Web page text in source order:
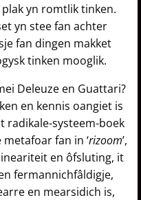
yn romtlik tinken.
yn stee fan achter
fan dingen makket
tinken mooglik.
Deleuze en Guattari?
en kennis oangiet is
it radikale-systeem-boek
fan in ‘rizoom’,
en ôfsluting, it
fermannichfâldigje,
en mearsidich is,